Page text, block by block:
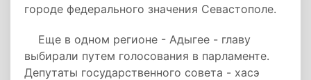
городе федерального значения Севастополе.
Еще в одном регионе - Адыгее - главу
выбирали путем голосования в парламенте.
Депутаты государственного совета - хасэ